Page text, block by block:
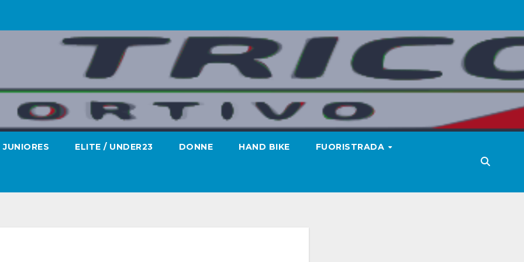
JUNIORES ELITE / UNDER23 DONNE HAND BIKE FUORISTRADA